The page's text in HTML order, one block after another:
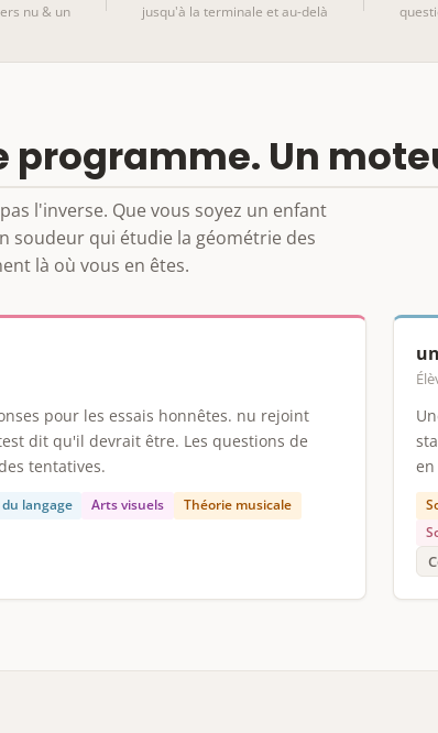
nu & un jusqu'à la terminale et au-delà
programme. Un
l'inverse. Que vous soyez un enfant
soudeur qui étudie la géométrie des
là où vous en êtes.
pour les essais honnêtes. nu rejoint
dit qu'il devrait être. Les questions de
tentatives.
langage Arts visuels
Théorie musicale